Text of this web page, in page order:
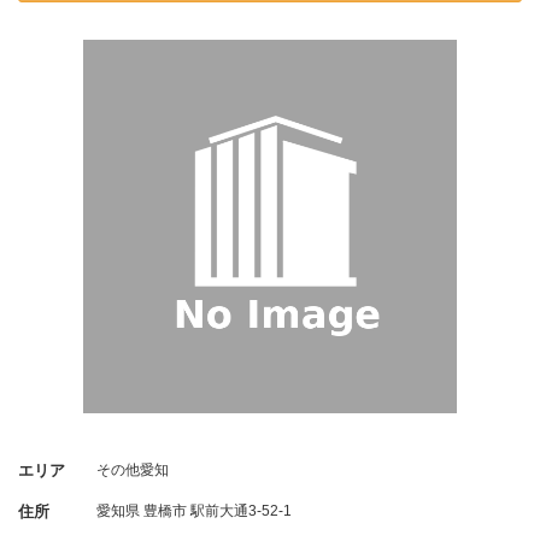
エリア その他愛知
住所 愛知県 豊橋市駅前大通3-52-1